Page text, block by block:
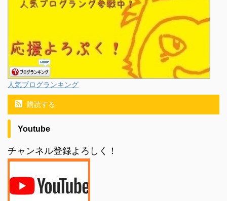
人気ブログランキング
購読する
Youtube
チャンネル登録よろしく！